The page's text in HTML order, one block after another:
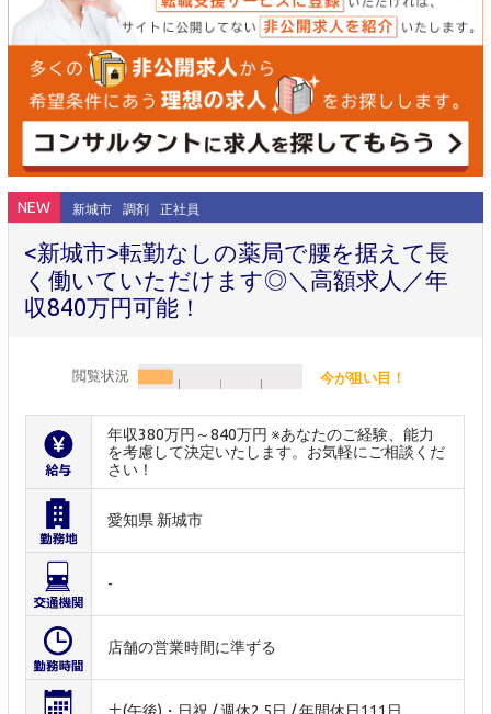
NEW 新城市 調剤 正社員
<新城市>転勤なしの薬局で腰を据えて長
く働いていただけます◎＼高額求人／年
収840万円可能！
閲覧状況 今が狙い目！
年収380万円～840万円 ※あなたのご経験、能力
を考慮して決定いたします。お気軽にご相談くだ
さい！
愛知県 新城市
-
店舗の営業時間に準ずる